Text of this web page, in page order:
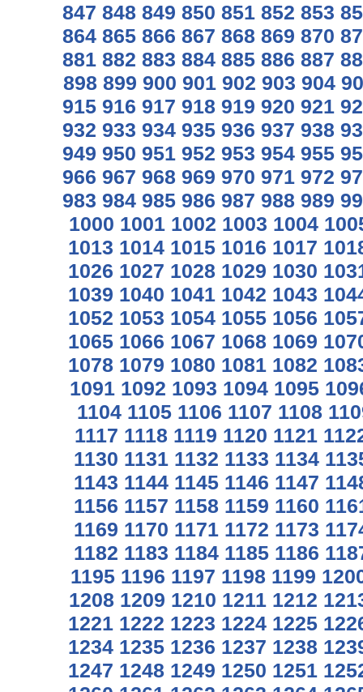
847 848 849 850 851 852 853
864 865 866 867 868 869 870
881 882 883 884 885 886 887
898 899 900 901 902 903 904
915 916 917 918 919 920 921
932 933 934 935 936 937 938
949 950 951 952 953 954 955
966 967 968 969 970 971 972
983 984 985 986 987 988 989
1000 1001 1002 1003 1004
1013 1014 1015 1016 1017
1026 1027 1028 1029 1030
1039 1040 1041 1042 1043
1052 1053 1054 1055 1056
1065 1066 1067 1068 1069
1078 1079 1080 1081 1082
1091 1092 1093 1094 1095
1104 1105 1106 1107 1108
1117 1118 1119 1120 1121
1130 1131 1132 1133 1134
1143 1144 1145 1146 1147
1156 1157 1158 1159 1160
1169 1170 1171 1172 1173
1182 1183 1184 1185 1186
1195 1196 1197 1198 1199
1208 1209 1210 1211 1212
1221 1222 1223 1224 1225
1234 1235 1236 1237 1238
1247 1248 1249 1250 1251